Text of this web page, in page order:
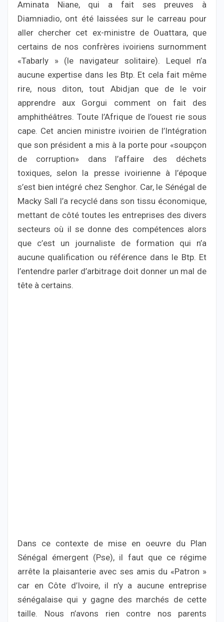
Aminata Niane, qui a fait ses preuves à
Diamniadio, ont été laissées sur le carreau pour
aller chercher cet ex-ministre de Ouattara, que
certains de nos confrères ivoiriens surnomment
«Tabarly » (le navigateur solitaire). Lequel n’a
aucune expertise dans les Btp. Et cela fait même
rire, nous diton, tout Abidjan que de le voir
apprendre aux Gorgui comment on fait des
amphithéâtres. Toute l’Afrique de l’ouest rie sous
cape. Cet ancien ministre ivoirien de l’Intégration
que son président a mis à la porte pour «soupçon
de corruption» dans l’affaire des déchets
toxiques, selon la presse ivoirienne à l’époque
s’est bien intégré chez Senghor. Car, le Sénégal de
Macky Sall l’a recyclé dans son tissu économique,
mettant de côté toutes les entreprises des divers
secteurs où il se donne des compétences alors
que c’est un journaliste de formation qui n’a
aucune qualification ou référence dans le Btp. Et
l’entendre parler d’arbitrage doit donner un mal de
tête à certains.
Dans ce contexte de mise en oeuvre du Plan
Sénégal émergent (Pse), il faut que ce régime
arrête la plaisanterie avec ses amis du «Patron »
car en Côte d’Ivoire, il n’y a aucune entreprise
sénégalaise qui y gagne des marchés de cette
taille. Nous n’avons rien contre nos parents